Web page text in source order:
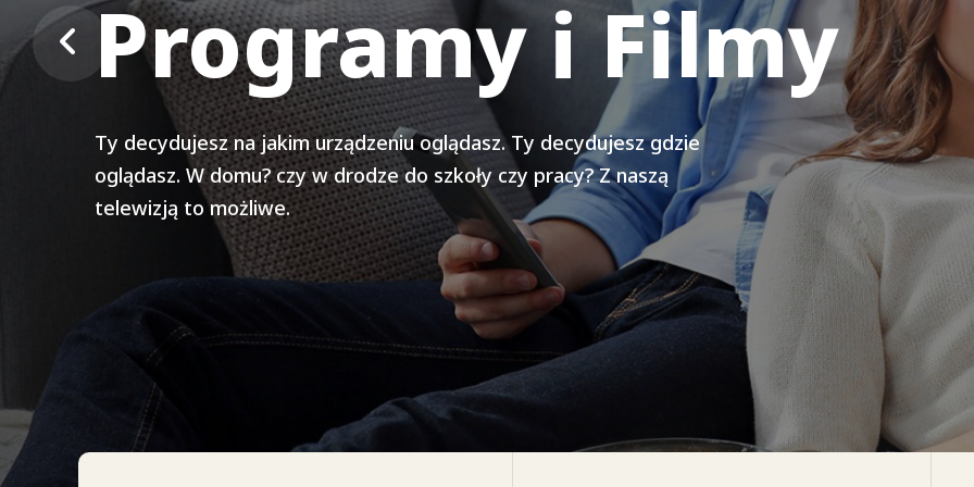
oglądaj na
Usiądź wygodnie. Ciesz się z bogatej biblioteki filmów. Co chcesz,
kiedy chcesz.
Programy i Filmy
Ty decydujesz na jakim urządzeniu oglądasz. Ty decydujesz gdzie
oglądasz. W domu? czy w drodze do szkoły czy pracy? Z naszą
telewizją to możliwe.